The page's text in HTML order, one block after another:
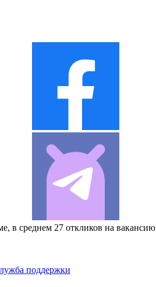
в среднем 27 откликов на вакансию
поддержки